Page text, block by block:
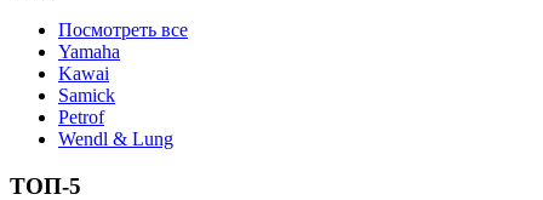
Посмотреть все
Yamaha
Kawai
Samick
Petrof
Wendl & Lung
ТОП-5